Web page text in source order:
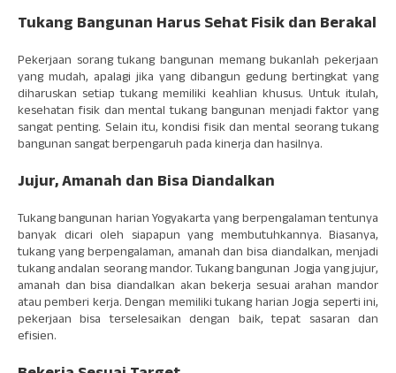
Tukang Bangunan Harus Sehat Fisik dan Berakal
Pekerjaan sorang tukang bangunan memang bukanlah pekerjaan
yang mudah, apalagi jika yang dibangun gedung bertingkat yang
diharuskan setiap tukang memiliki keahlian khusus. Untuk itulah,
kesehatan fisik dan mental tukang bangunan menjadi faktor yang
sangat penting. Selain itu, kondisi fisik dan mental seorang tukang
bangunan sangat berpengaruh pada kinerja dan hasilnya.
Jujur, Amanah dan Bisa Diandalkan
Tukang bangunan harian Yogyakarta yang berpengalaman tentunya
banyak dicari oleh siapapun yang membutuhkannya. Biasanya,
tukang yang berpengalaman, amanah dan bisa diandalkan, menjadi
tukang andalan seorang mandor. Tukang bangunan Jogja yang jujur,
amanah dan bisa diandalkan akan bekerja sesuai arahan mandor
atau pemberi kerja. Dengan memiliki tukang harian Jogja seperti ini,
pekerjaan bisa terselesaikan dengan baik, tepat sasaran dan
efisien.